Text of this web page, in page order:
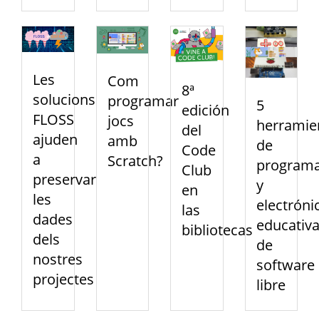
Les
solucions
FLOSS
ajuden
a
preservar
les
dades
dels
nostres
projectes
Com
programar
jocs
amb
Scratch?
8ª
edición
del
Code
Club
en
las
bibliotecas
5
de
y
educativa
de
software
libre